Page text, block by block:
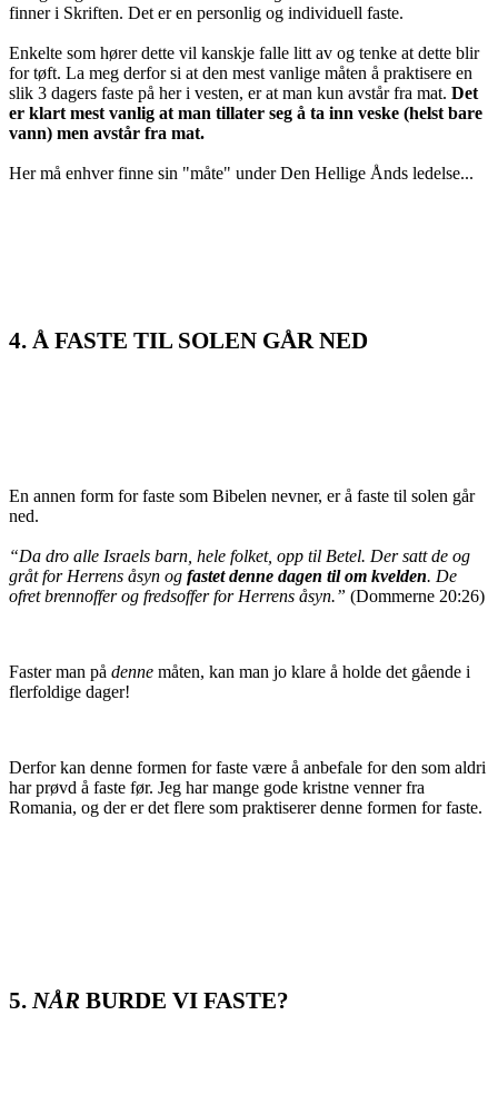
finner i Skriften. Det er en personlig og individuell faste.
Enkelte som hører dette vil kanskje falle litt av og tenke at dette blir
for tøft. La meg derfor si at den mest vanlige måten å praktisere en
slik 3 dagers faste på her i vesten, er at man kun avstår fra mat. Det
er klart mest vanlig at man tillater seg å ta inn veske (helst bare
vann) men avstår fra mat.
Her må enhver finne sin "måte" under Den Hellige Ånds ledelse...
4. Å FASTE TIL SOLEN GÅR NED
En annen form for faste som Bibelen nevner, er å faste til solen går
ned.
“Da dro alle Israels barn, hele folket, opp til Betel. Der satt de og
gråt for Herrens åsyn og fastetdenne dagen til om kvelden. De
ofret brennoffer og fredsoffer for Herrens åsyn.” (Dommerne 20:26)
Faster man på denne måten, kan man jo klare å holde det gående i
flerfoldige dager!
Derfor kan denne formen for faste være å anbefale for den som aldri
har prøvd å faste før. Jeg har mange gode kristne venner fra
Romania, og der er det flere som praktiserer denne formen for faste.
5.NÅR BURDE VI FASTE?